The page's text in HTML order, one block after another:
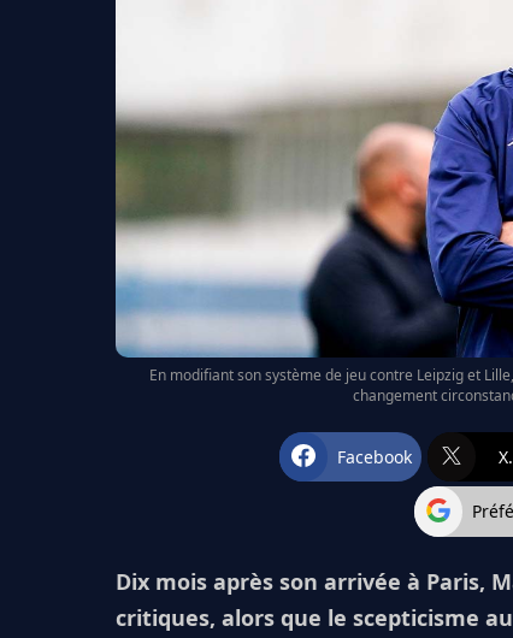
En modifiant son système de jeu contre Leipzig et
changement
Facebook
Dix mois après son arrivée à Paris,
critiques, alors que le scepticisme